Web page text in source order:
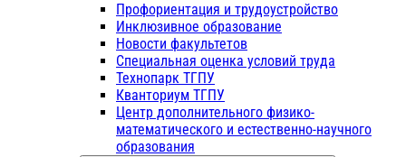
Профориентация и трудоустройство
Инклюзивное образование
Новости факультетов
Специальная оценка условий труда
Технопарк ТГПУ
Кванториум ТГПУ
Центр дополнительного физико-
математического и естественно-научного
образования